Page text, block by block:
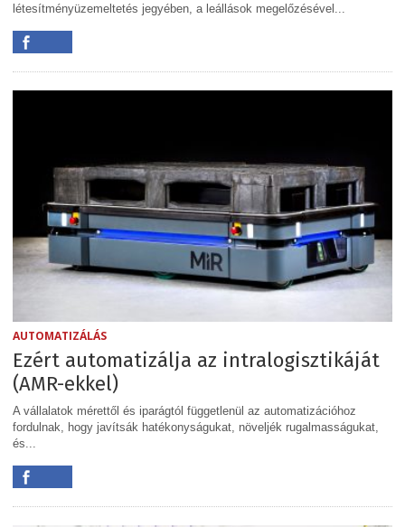
létesítményüzemeltetés jegyében, a leállások megelőzésével...
AUTOMATIZÁLÁS
Ezért automatizálja az intralogisztikáját
(AMR-ekkel)
A vállalatok mérettől és iparágtól függetlenül az automatizációhoz
fordulnak, hogy javítsák hatékonyságukat, növeljék rugalmasságukat,
és...